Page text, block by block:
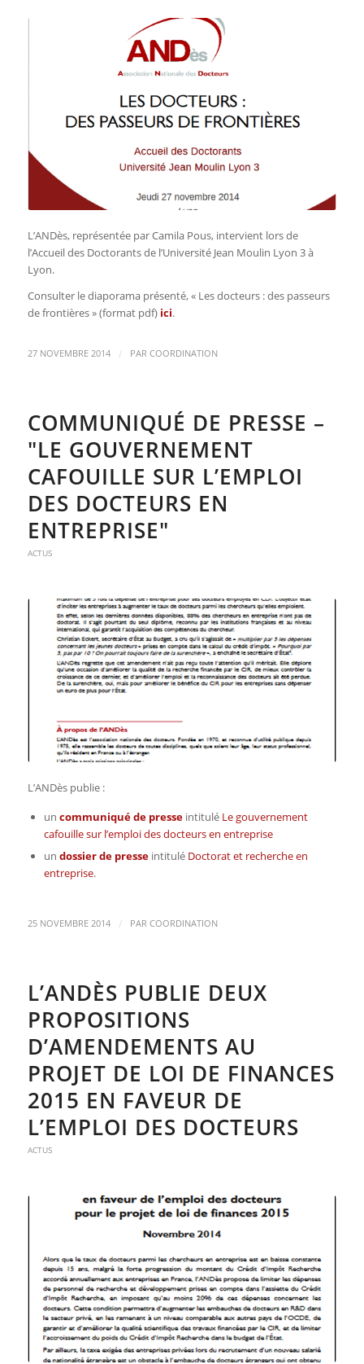
L’ANDès, représentée par Camila Pous, intervient lors de
l’Accueil des Doctorants de l’Université Jean Moulin Lyon 3 à
Lyon.
Consulter le diaporama présenté, « Les docteurs : des passeurs
de frontières » (format pdf) ici.
27 NOVEMBRE 2014 / PAR COORDINATION
COMMUNIQUÉ DE PRESSE –
"LE GOUVERNEMENT
CAFOUILLE SUR L’EMPLOI
DES DOCTEURS EN
ENTREPRISE"
ACTUS
L’ANDès publie :
un communiqué de presse intitulé Le gouvernement
cafouille sur l’emploi des docteurs en entreprise
un dossier de presseintitulé Doctorat et recherche en
entreprise.
25 NOVEMBRE 2014 / PAR COORDINATION
L’ANDÈS PUBLIE DEUX
PROPOSITIONS
D’AMENDEMENTS AU
PROJET DE LOI DE FINANCES
2015 EN FAVEUR DE
L’EMPLOI DES DOCTEURS
ACTUS